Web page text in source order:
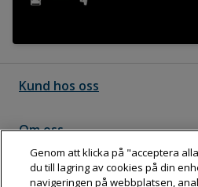
Kund hos oss
Om oss
Följ Dahl
Genom att klicka på "acceptera
du till lagring av cookies på din
navigeringen på webbplatsen,